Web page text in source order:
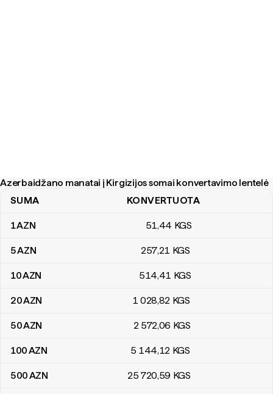
Azerbaidžano manatai į Kirgizijos somai konvertavimo lentelė
Azerbaidžano manatai į Kirgizijos somai konvertavimo lentelė
SUMA KONVERTUOTA
1AZN 51,44 KGS
5AZN 257,21 KGS
10AZN 514,41 KGS
20AZN 1 028,82 KGS
50AZN 2 572,06 KGS
100AZN 5 144,12 KGS
500AZN 25 720,59 KGS